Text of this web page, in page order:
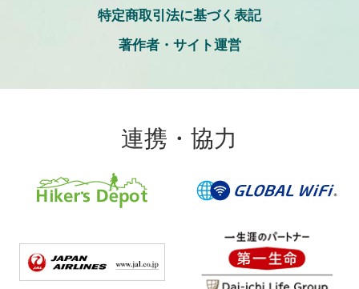
特定商取引法に基づく表記
著作者・サイト運営
連携・協力